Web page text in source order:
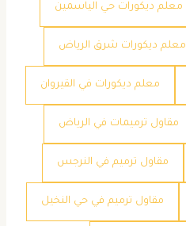
معلم ديكورات حي الياسمين
معلم ديكورات شرق الرياض
معلم ديكورات في القيروان
مقاول ترميمات في الرياض
مقاول ترميم في النرجس
مقاول ترميم في حي النخيل